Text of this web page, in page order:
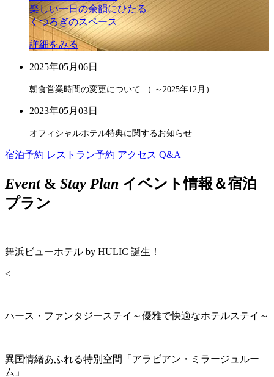
楽しい一日の余韻にひたる
くつろぎのスペース
詳細をみる
2025年05月06日
朝食営業時間の変更について （ ～2025年12月）
2023年05月03日
オフィシャルホテル特典に関するお知らせ
宿泊予約 レストラン予約 アクセス Q&A
Event& Stay Plan イベント情報＆宿泊
プラン
舞浜ビューホテル by HULIC 誕生！
<
ハース・ファンタジーステイ～優雅で快適なホテルステイ～
異国情緒あふれる特別空間「アラビアン・ミラージュルー
ム」